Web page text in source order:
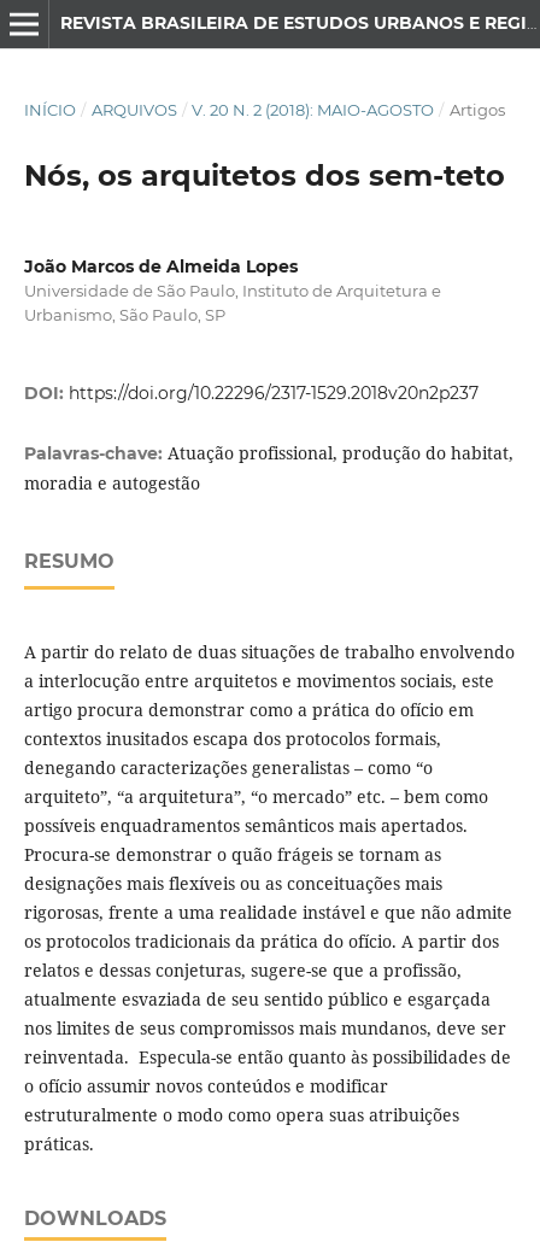
INÍCIO / ARQUIVOS / V. 20 N. 2 (2018): MAIO-AGOSTO / Artigos
Nós, os arquitetos dos sem-teto
João Marcos de Almeida Lopes
Universidade de São Paulo, Instituto de Arquitetura e
Urbanismo, São Paulo, SP
DOI: https://doi.org/10.22296/2317-1529.2018v20n2p237
Palavras-chave: Atuação profissional, produção do habitat,
moradia e autogestão
RESUMO
A partir do relato de duas situações de trabalho envolvendo
a interlocução entre arquitetos e movimentos sociais, este
artigo procura demonstrar como a prática do ofício em
contextos inusitados escapa dos protocolos formais,
denegando caracterizações generalistas – como “o
arquiteto”, “a arquitetura”, “o mercado” etc. – bem como
possíveis enquadramentos semânticos mais apertados.
Procura-se demonstrar o quão frágeis se tornam as
designações mais flexíveis ou as conceituações mais
rigorosas, frente a uma realidade instável e que não admite
os protocolos tradicionais da prática do ofício. A partir dos
relatos e dessas conjeturas, sugere-se que a profissão,
atualmente esvaziada de seu sentido público e esgarçada
nos limites de seus compromissos mais mundanos, deve ser
reinventada. Especula-se então quanto às possibilidades de
o ofício assumir novos conteúdos e modificar
estruturalmente o modo como opera suas atribuições
práticas.
DOWNLOADS